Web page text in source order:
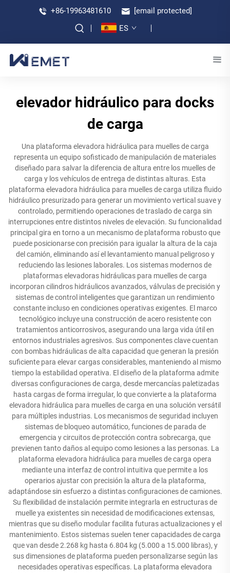
+86-19963481610
[email protected]
ES
elevador hidráulico para docks
de carga
Una plataforma elevadora hidráulica para muelles de carga
representa un equipo sofisticado de manipulación de materiales
diseñado para salvar la diferencia de altura entre los muelles de
carga y los vehículos de entrega de distintas alturas. Esta
plataforma elevadora hidráulica para muelles de carga utiliza fluido
hidráulico presurizado para generar un movimiento vertical suave y
controlado, permitiendo operaciones de traslado de carga sin
interrupciones entre distintos niveles de elevación. Su funcionalidad
principal gira en torno a un mecanismo de plataforma robusto que
puede posicionarse con precisión para igualar la altura de la caja
del camión, eliminando así el levantamiento manual peligroso y
reduciendo las lesiones laborales. Los sistemas modernos de
plataformas elevadoras hidráulicas para muelles de carga
incorporan cilindros hidráulicos avanzados, válvulas de precisión y
sistemas de control inteligentes que garantizan un rendimiento
constante incluso en condiciones operativas exigentes. El marco
tecnológico incluye una construcción de acero resistente con
tratamientos anticorrosivos, asegurando una larga vida útil en
entornos industriales agresivos. Sus componentes clave cuentan
con bombas hidráulicas de alta capacidad que generan la presión
suficiente para elevar cargas considerables, manteniendo al mismo
tiempo la estabilidad operativa. El diseño de la plataforma admite
diversas configuraciones de carga, desde mercancías paletizadas
hasta cargas de forma irregular, lo que convierte a la plataforma
elevadora hidráulica para muelles de carga en una solución versátil
para múltiples industrias. Los mecanismos de seguridad incluyen
sistemas de bloqueo automático, funciones de parada de
emergencia y circuitos de protección contra sobrecarga, que
previenen tanto daños al equipo como lesiones a las personas. La
plataforma elevadora hidráulica para muelles de carga opera
mediante una interfaz de control intuitiva que permite a los
operarios ajustar con precisión la altura de la plataforma,
adaptándose sin esfuerzo a distintas configuraciones de camiones.
Su flexibilidad de instalación permite integrarla en estructuras de
muelle ya existentes sin necesidad de modificaciones extensas,
mientras que su diseño modular facilita futuras actualizaciones y el
mantenimiento. Estos sistemas suelen tener capacidades de carga
que van desde 2.268 kg hasta 6.804 kg (5.000 a 15.000 libras), y
sus dimensiones de plataforma pueden personalizarse según las
necesidades operativas específicas. La plataforma elevadora